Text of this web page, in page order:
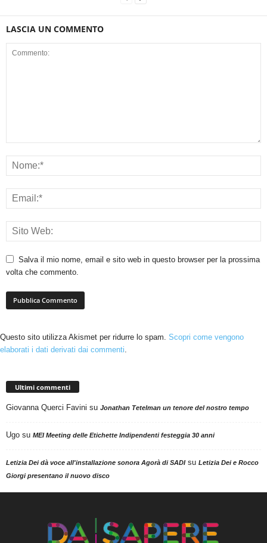
LASCIA UN COMMENTO
Salva il mio nome, email e sito web in questo browser per la prossima
volta che commento.
Questo sito utilizza Akismet per ridurre lo spam. Scopri come vengono
elaborati i dati derivati dai commenti.
Ultimi commenti
Giovanna Querci Favini su Jonathan Tetelman un tenore del nostro tempo
Ugo su MEI Meeting delle Etichette Indipendenti festeggia 30 anni
Letizia Dei dà voce all'installazione sonora Agorà di SADIsu Letizia Dei e Rocco
Giorgi presentano il nuovo disco